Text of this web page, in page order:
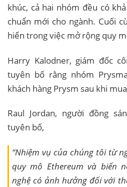
khúc, cả hai nhóm đều có
chuẩn mới cho ngành. Cuối
hiến trong việc mở rộng quy
Harry Kalodner, giám đốc
tuyên bố rằng nhóm
khách hàng Prysm sau khi
Raul Jordan, người đồng
tuyên bố,
“Nhiệm vụ của chúng tôi từ
quy mô Ethereum và biến
nghệ có ảnh hưởng đối với